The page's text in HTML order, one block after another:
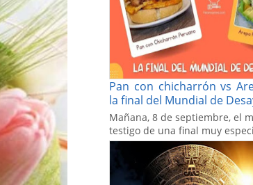
Pan con chicharrón vs
la final del Mundial de
Mañana, 8 de septiembre, el
testigo de una final muy